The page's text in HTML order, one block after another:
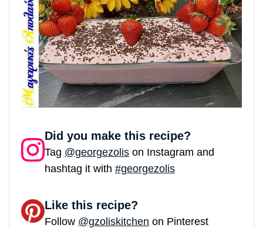
Did you make this recipe?
Tag @georgezolis on Instagram and
hashtag it with #georgezolis
Like this recipe?
Follow @gzoliskitchen on Pinterest